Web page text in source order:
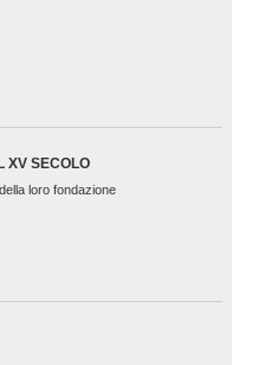
XV SECOLO
loro fondazione